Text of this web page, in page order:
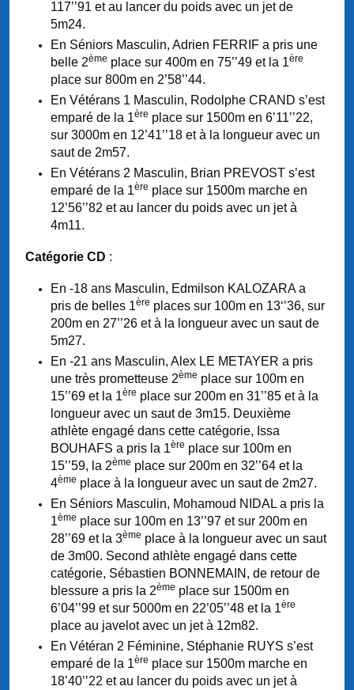
117’’91 et au lancer du poids avec un jet de
5m24.
En Séniors Masculin, Adrien FERRIF a pris une
belle 2ème place sur 400m en 75’’49 et la 1ère
place sur 800m en 2’58’’44.
En Vétérans 1 Masculin, Rodolphe CRAND s’est
emparé de la 1ère place sur 1500m en 6’11’’22,
sur 3000m en 12’41’’18 et à la longueur avec un
saut de 2m57.
En Vétérans 2 Masculin, Brian PREVOST s’est
emparé de la 1ère place sur 1500m marche en
12’56’’82 et au lancer du poids avec un jet à
4m11.
Catégorie CD :
En -18 ans Masculin, Edmilson KALOZARA a
pris de belles 1ère places sur 100m en 13‘’36, sur
200m en 27’’26 et à la longueur avec un saut de
5m27.
En -21 ans Masculin, Alex LE METAYER a pris
une très prometteuse 2ème place sur 100m en
15’’69 et la 1ère place sur 200m en 31’’85 et à la
longueur avec un saut de 3m15. Deuxième
athlète engagé dans cette catégorie, Issa
BOUHAFS a pris la 1ère place sur 100m en
15’’59, la 2ème place sur 200m en 32’’64 et la
4ème place à la longueur avec un saut de 2m27.
En Séniors Masculin, Mohamoud NIDAL a pris la
1ème place sur 100m en 13’’97 et sur 200m en
28’’69 et la 3ème place à la longueur avec un saut
de 3m00. Second athlète engagé dans cette
catégorie, Sébastien BONNEMAIN, de retour de
blessure a pris la 2ème place sur 1500m en
6’04’’99 et sur 5000m en 22’05’’48 et la 1ère
place au javelot avec un jet à 12m82.
En Vétéran 2 Féminine, Stéphanie RUYS s’est
emparé de la 1ère place sur 1500m marche en
18’40’’22 et au lancer du poids avec un jet à